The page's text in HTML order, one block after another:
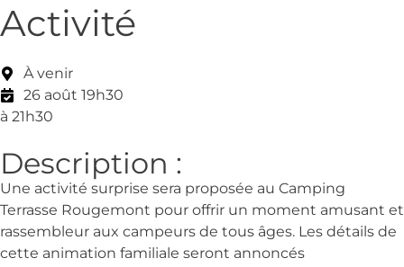
Activité
À venir
26 août 19h30
à 21h30
Description :
Une activité surprise sera proposée au Camping
Terrasse Rougemont pour offrir un moment amusant et
rassembleur aux campeurs de tous âges. Les détails de
cette animation familiale seront annoncés